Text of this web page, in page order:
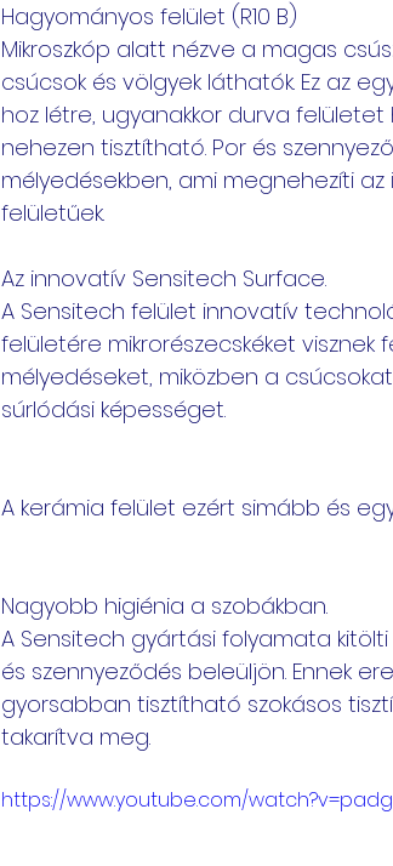
Hagyományos felület (R10 B)
Mikroszkóp alatt nézve a magas
csúcsok és völgyek láthatók. Ez az
hoz létre, ugyanakkor durva
nehezen tisztítható. Por és
mélyedésekben, ami megnehezíti
felületűek.
Az innovatív Sensitech Surface.
A Sensitech felület innovatív
felületére mikrorészecskéket visznek
mélyedéseket, miközben a
súrlódási képességet.
A kerámia felület ezért simább és
Nagyobb higiénia a szobákban.
A Sensitech gyártási folyamata
és szennyeződés beleüljön. Ennek
gyorsabban tisztítható szokásos
takarítva meg.
https://www.youtube.com/